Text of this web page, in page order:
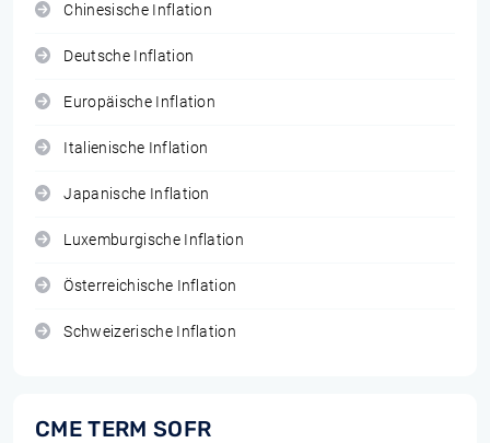
Chinesische Inflation
Deutsche Inflation
Europäische Inflation
Italienische Inflation
Japanische Inflation
Luxemburgische Inflation
Österreichische Inflation
Schweizerische Inflation
CME TERM SOFR